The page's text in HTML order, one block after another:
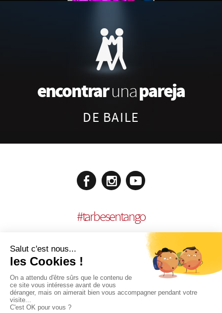
encontrarunapareja
DE BAILE
#tarbesentango